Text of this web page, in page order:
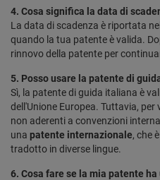
4. Cosa significa la data di
La data di scadenza è riportata
quando la tua patente è valida.
rinnovo della patente per
5. Posso usare la patente di
Sì, la patente di guida italiana è
dell'Unione Europea. Tuttavia, per
non aderenti a convenzioni
una patente internazionale, che
tradotto in diverse lingue.
6. Cosa fare se la mia patente